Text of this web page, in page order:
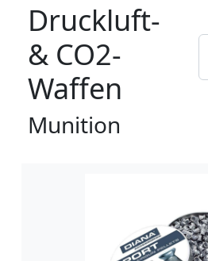
Druckluft-
& CO2-
Waffen
Munition